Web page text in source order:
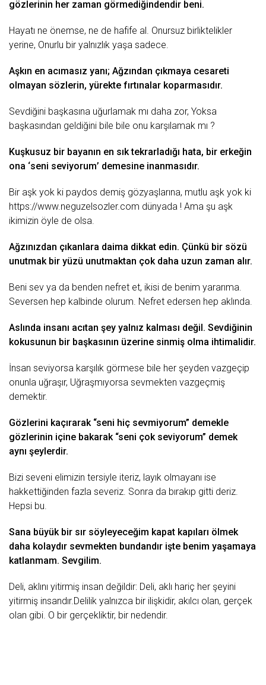
gözlerinin her zaman görmediğindendir beni.
Hayatı ne önemse, ne de hafife al. Onursuz birliktelikler
yerine, Onurlu bir yalnızlık yaşa sadece.
Aşkın en acımasız yanı; Ağzından çıkmaya cesareti
olmayan sözlerin, yürekte fırtınalar koparmasıdır.
Sevdiğini başkasına uğurlamak mı daha zor, Yoksa
başkasından geldiğini bile bile onu karşılamak mı ?
Kuşkusuz bir bayanın en sık tekrarladığı hata, bir erkeğin
ona ‘seni seviyorum’ demesine inanmasıdır.
Bir aşk yok ki paydos demiş gözyaşlarına, mutlu aşk yok ki
https://www.neguzelsozler.com dünyada ! Ama şu aşk
ikimizin öyle de olsa.
Ağzınızdan çıkanlara daima dikkat edin. Çünkü bir sözü
unutmakbir yüzü unutmaktan çok daha uzun zaman alır.
Beni sev ya da benden nefret et, ikisi de benim yararıma.
Seversen hep kalbinde olurum. Nefret edersen hep aklında.
Aslında insanı acıtan şey yalnız kalması değil. Sevdiğinin
kokusunun bir başkasının üzerine sinmiş olma ihtimalidir.
İnsan seviyorsa karşılık görmese bile her şeyden vazgeçip
onunla uğraşır, Uğraşmıyorsa sevmekten vazgeçmiş
demektir.
Gözlerini kaçırarak “seni hiç sevmiyorum” demekle
gözlerinin içine bakarak “seni çok seviyorum” demek
aynı şeylerdir.
Bizi seveni elimizin tersiyle iteriz, layık olmayanı ise
hakkettiğinden fazla severiz. Sonra da bırakıp gitti deriz.
Hepsi bu.
Sana büyük bir sır söyleyeceğim kapat kapıları ölmek
daha kolaydır sevmekten bundandır işte benim yaşamaya
katlanmam. Sevgilim.
Deli, aklını yitirmiş insan değildir: Deli, aklı hariç her şeyini
yitirmiş insandır.Delilik yalnızca bir ilişkidir, akılcı olan, gerçek
olan gibi. O bir gerçekliktir, bir nedendir.